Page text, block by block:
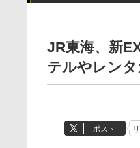
JR東海、新
テルやレンタ
ポスト